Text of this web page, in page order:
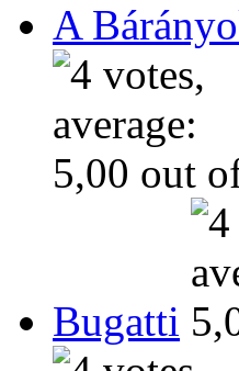
A
Bugatti